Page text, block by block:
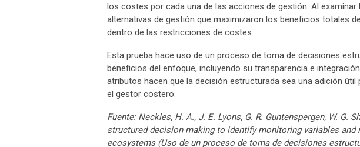
los costes por cada una de las acciones de gestión. Al
alternativas de gestión que maximizaron los beneficios totales
dentro de las restricciones de costes.
Esta prueba hace uso de un proceso de toma de decisiones
beneficios del enfoque, incluyendo su transparencia e
atributos hacen que la decisión estructurada sea una adición
el gestor costero.
Fuente: Neckles, H. A., J. E. Lyons, G. R. Guntenspergen, W. G.
structured decision making to identify monitoring variables
ecosystems (Uso de un proceso de toma de decisiones